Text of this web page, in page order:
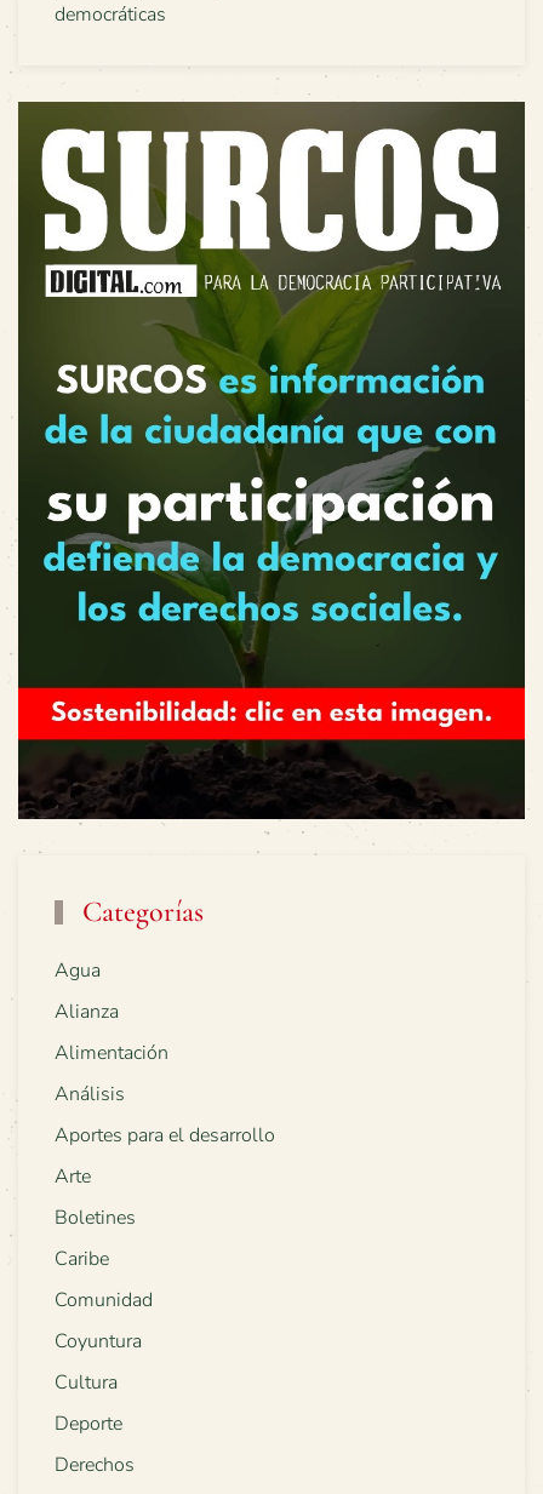
democráticas
Categorías
Agua
Alianza
Alimentación
Análisis
Aportes para el desarrollo
Arte
Boletines
Caribe
Comunidad
Coyuntura
Cultura
Deporte
Derechos